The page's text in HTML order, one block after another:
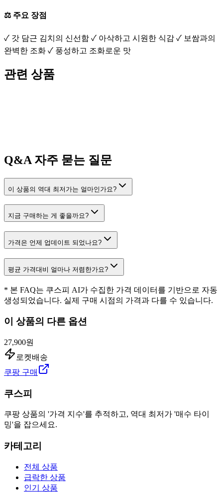
⚖️ 주요 장점
✓ 갓 담근 김치의 신선함 ✓ 아삭하고 시원한 식감 ✓ 보쌈과의
완벽한 조화 ✓ 풍성하고 조화로운 맛
관련 상품
Q&A 자주 묻는 질문
이 상품의 역대 최저가는 얼마인가요?
지금 구매하는 게 좋을까요?
가격은 언제 업데이트 되었나요?
평균 가격대비 얼마나 저렴한가요?
* 본 FAQ는 쿠스피 AI가 수집한 가격 데이터를 기반으로 자동
생성되었습니다. 실제 구매 시점의 가격과 다를 수 있습니다.
이 상품의 다른 옵션
27,900원
로켓배송
쿠팡 구매
쿠스피
쿠팡 상품의 '가격 지수'를 추적하고, 역대 최저가 '매수 타이
밍'을 잡으세요.
카테고리
전체 상품
급락한 상품
인기 상품